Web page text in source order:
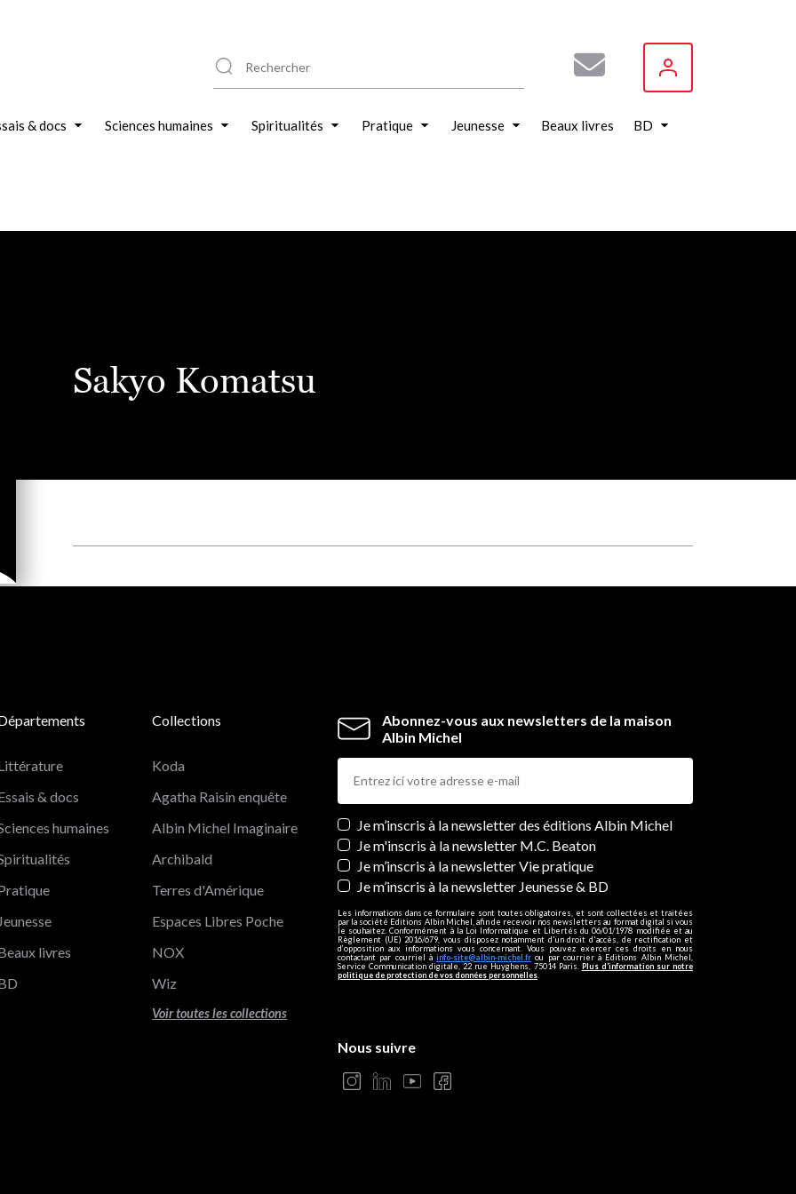
& docs Sciences humaines Spiritualités Pratique Jeunesse Beaux livres BD
Sakyo Komatsu
Abonnez-vous aux newsletters de la maison
Albin Michel
Newsletters
Je m’inscris à la newsletter des éditions Albin Michel
Je m'inscris à la newsletter M.C. Beaton
Je m’inscris à la newsletter Vie pratique
Je m’inscris à la newsletter Jeunesse & BD
Les informations dans ce formulaire sont toutes obligatoires, et sont collectées et traitées
par la société Editions Albin Michel, afin de recevoir nos newsletters au format digital si vous
le souhaitez. Conformément à la Loi Informatique et Libertés du 06/01/1978 modifiée et au
Règlement (UE) 2016/679, vous disposez notamment d'un droit d'accès, de rectification et
d’opposition aux informations vous concernant. Vous pouvez exercer ces droits en nous
contactant par courriel àinfo-site@albin-michel.fr ou par courrier à Editions Albin Michel,
Service Communication digitale, 22 rue Huyghens, 75014 Paris. Plus d’information sur notre
politique de protection de vos données personnelles
& docs
humaines
Jeunesse
livres
Collections
Koda
Agatha Raisin enquête
Albin Michel Imaginaire
Archibald
Terres d'Amérique
Espaces Libres Poche
NOX
Wiz
Voir toutes les collections
Nous suivre